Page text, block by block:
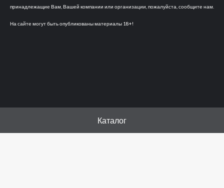
принадлежащие Вам, Вашей компании или организации, пожалуйста, сообщите нам.
На сайте могут быть опубликованы материалы 18+!
Каталог